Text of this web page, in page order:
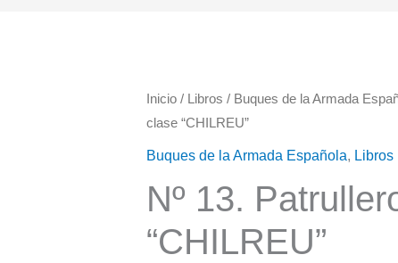
Inicio / Libros / Buques de la Armada
clase “CHILREU”
Buques de la Armada Española, Libros
Nº 13.
“CHILREU”